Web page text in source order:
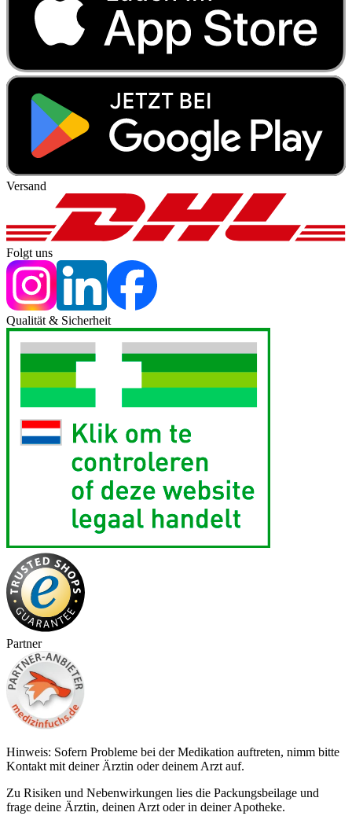
Versand
Folgt uns
Qualität & Sicherheit
Partner
Hinweis: Sofern Probleme bei der Medikation auftreten, nimm bitte
Kontakt mit deiner Ärztin oder deinem Arzt auf.
Zu Risiken und Nebenwirkungen lies die Packungsbeilage und
frage deine Ärztin, deinen Arzt oder in deiner Apotheke.